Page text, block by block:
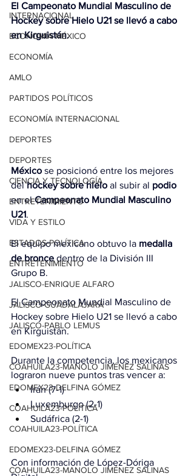
INTERNACIONAL
ECONOMÍA MÉXICO
ECONOMÍA
AMLO
PARTIDOS POLÍTICOS
ECONOMÍA INTERNACIONAL
DEPORTES
DEPORTES
CIENCIA Y TECNOLOGÍA
ENTRETENIMIENTO
VIDA Y ESTILO
ESTADOS-POLÍTICA
ENTRETENIMIENTO
JALISCO-ENRIQUE ALFARO
JALISCO-GUADALAJARA
JALISCO-PABLO LEMUS
EDOMEX23-POLÍTICA
COAHUILA23-MANOLO JIMÉNEZ SALINAS
EDOMEX23-DELFINA GÓMEZ
COAHUILA23-POLÍTICA
COAHUILA23-POLÍTICA
EDOMEX23-DELFINA GÓMEZ
COAHUILA23-MANOLO JIMÉNEZ SALINAS
El Campeonato Mundial Masculino de
Hockey sobre Hielo U21 se llevó a cabo
en Kirguistán.
México se posicionó entre los mejores
del hockey sobre hielo al subir al podio
en el Campeonato Mundial Masculino
U21.
El equipo mexicano obtuvo la medalla
de bronce dentro de la División III
Grupo B.
El Campeonato Mundial Masculino de
Hockey sobre Hielo U21 se llevó a cabo
en Kirguistán.
Durante la competencia, los mexicanos
lograron nueve puntos tras vencer a:
Irán (7-1)
Luxemburgo (2-1)
Sudáfrica (2-1)
Con información de López-Dóriga